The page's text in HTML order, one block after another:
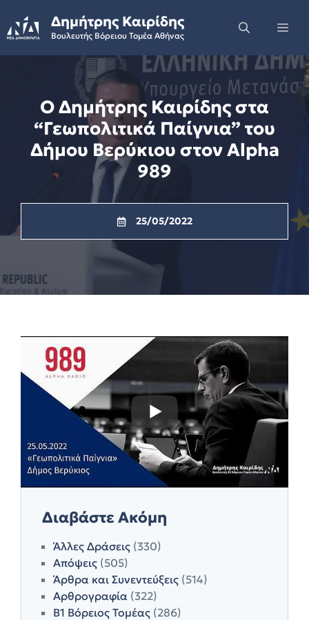
to
content
Δημήτρης Καιρίδης
Βουλευτής Βόρειου Τομέα Αθήνας
Ο Δημήτρης Καιρίδης στα
“Γεωπολιτικά Παίγνια” του
Δήμου Βερύκιου στον Alpha
989
25/05/2022
Διαβάστε Ακόμη
Άλλες Δράσεις (330)
Απόψεις (505)
Άρθρα και Συνεντεύξεις (514)
Αρθρογραφία (322)
Β1 Βόρειος Τομέας (286)